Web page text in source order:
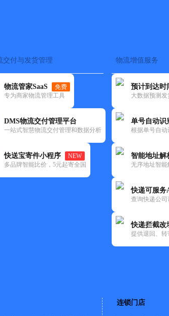
交付与发货管理
物流管家SaaS
免费
专为商家物流管理工具
DMS物流交付管理平台
一站式智慧物流交付管理和数据分析
快送宝寄件小程序
NEW
多品牌智能比价，5元起寄全国
物流增值服务
预计到达时
大数据预测
单号自动识
根据单号自动
智能地址解
无序地址智
快递可服务
查询快递公
快递拦截改
提供退回、
连锁门店